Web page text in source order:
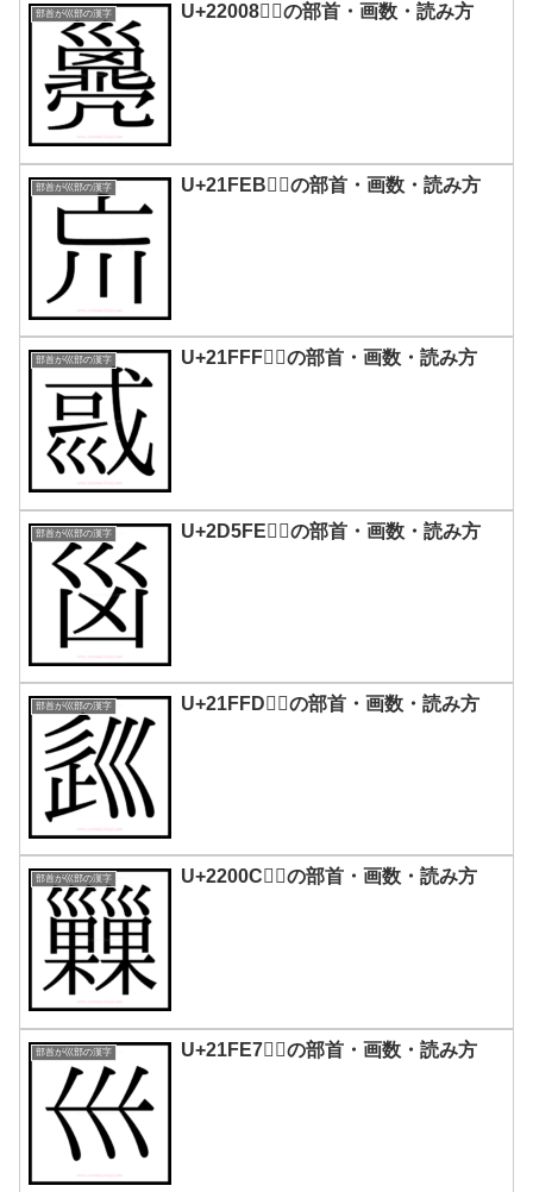
部首が巛部の漢字 U+22008｜𢀈の部首・画数・読み方
部首が巛部の漢字 U+21FEB｜𡿫の部首・画数・読み方
部首が巛部の漢字 U+21FFF｜𡿿の部首・画数・読み方
部首が巛部の漢字 U+2D5FE｜𭗾の部首・画数・読み方
部首が巛部の漢字 U+21FFD｜𡿽の部首・画数・読み方
部首が巛部の漢字 U+2200C｜𢀌の部首・画数・読み方
部首が巛部の漢字 U+21FE7｜𡿧の部首・画数・読み方